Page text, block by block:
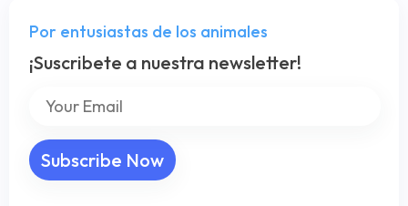
Por entusiastas de los animales
¡Suscribete a nuestra newsletter!